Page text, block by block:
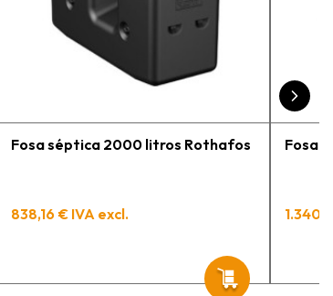
Fosa séptica 2000 litros Rothafos
838,16 € IVA excl.
Fosa